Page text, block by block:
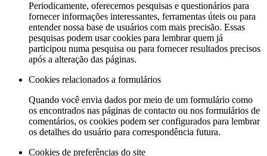
Periodicamente, oferecemos pesquisas e questionários para
fornecer informações interessantes, ferramentas úteis ou para
entender nossa base de usuários com mais precisão. Essas
pesquisas podem usar cookies para lembrar quem já
participou numa pesquisa ou para fornecer resultados precisos
após a alteração das páginas.
Cookies relacionados a formulários
Quando você envia dados por meio de um formulário como
os encontrados nas páginas de contacto ou nos formulários de
comentários, os cookies podem ser configurados para lembrar
os detalhes do usuário para correspondência futura.
Cookies de preferências do site